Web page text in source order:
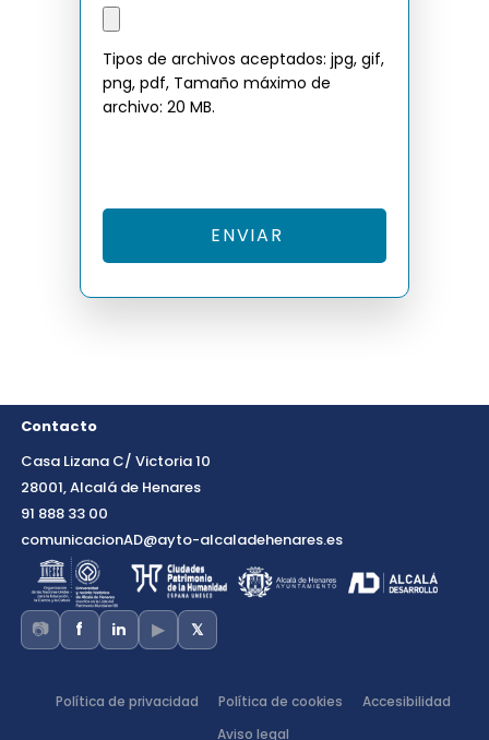
Tipos de archivos aceptados: jpg, gif,
png, pdf, Tamaño máximo de
archivo: 20 MB.
Contacto
Casa Lizana C/ Victoria 10
28001, Alcalá de Henares
91 888 33 00
comunicacionAD@ayto-alcaladehenares.es
📷 f in ▶ 𝕏
Política de privacidad Política de cookies
Accesibilidad
Aviso legal